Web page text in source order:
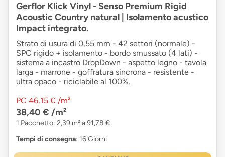
Gerflor Klick Vinyl - Senso Premium Rigid
Acoustic Country natural | Isolamento acustico
Impact integrato.
Strato di usura di 0,55 mm - 42 settori (normale) -
SPC rigido + isolamento - bordo smussato (4 lati) -
sistema a incastro DropDown - aspetto legno - tavola
larga - marrone - goffratura sincrona - resistente -
ultra opaco - riciclabile al 100%.
PC 46,15 € /m²
38,40 € /m²
1 Pacchetto: 2,39 m² a 91,78 €
Tempi di consegna: 16 Giorni